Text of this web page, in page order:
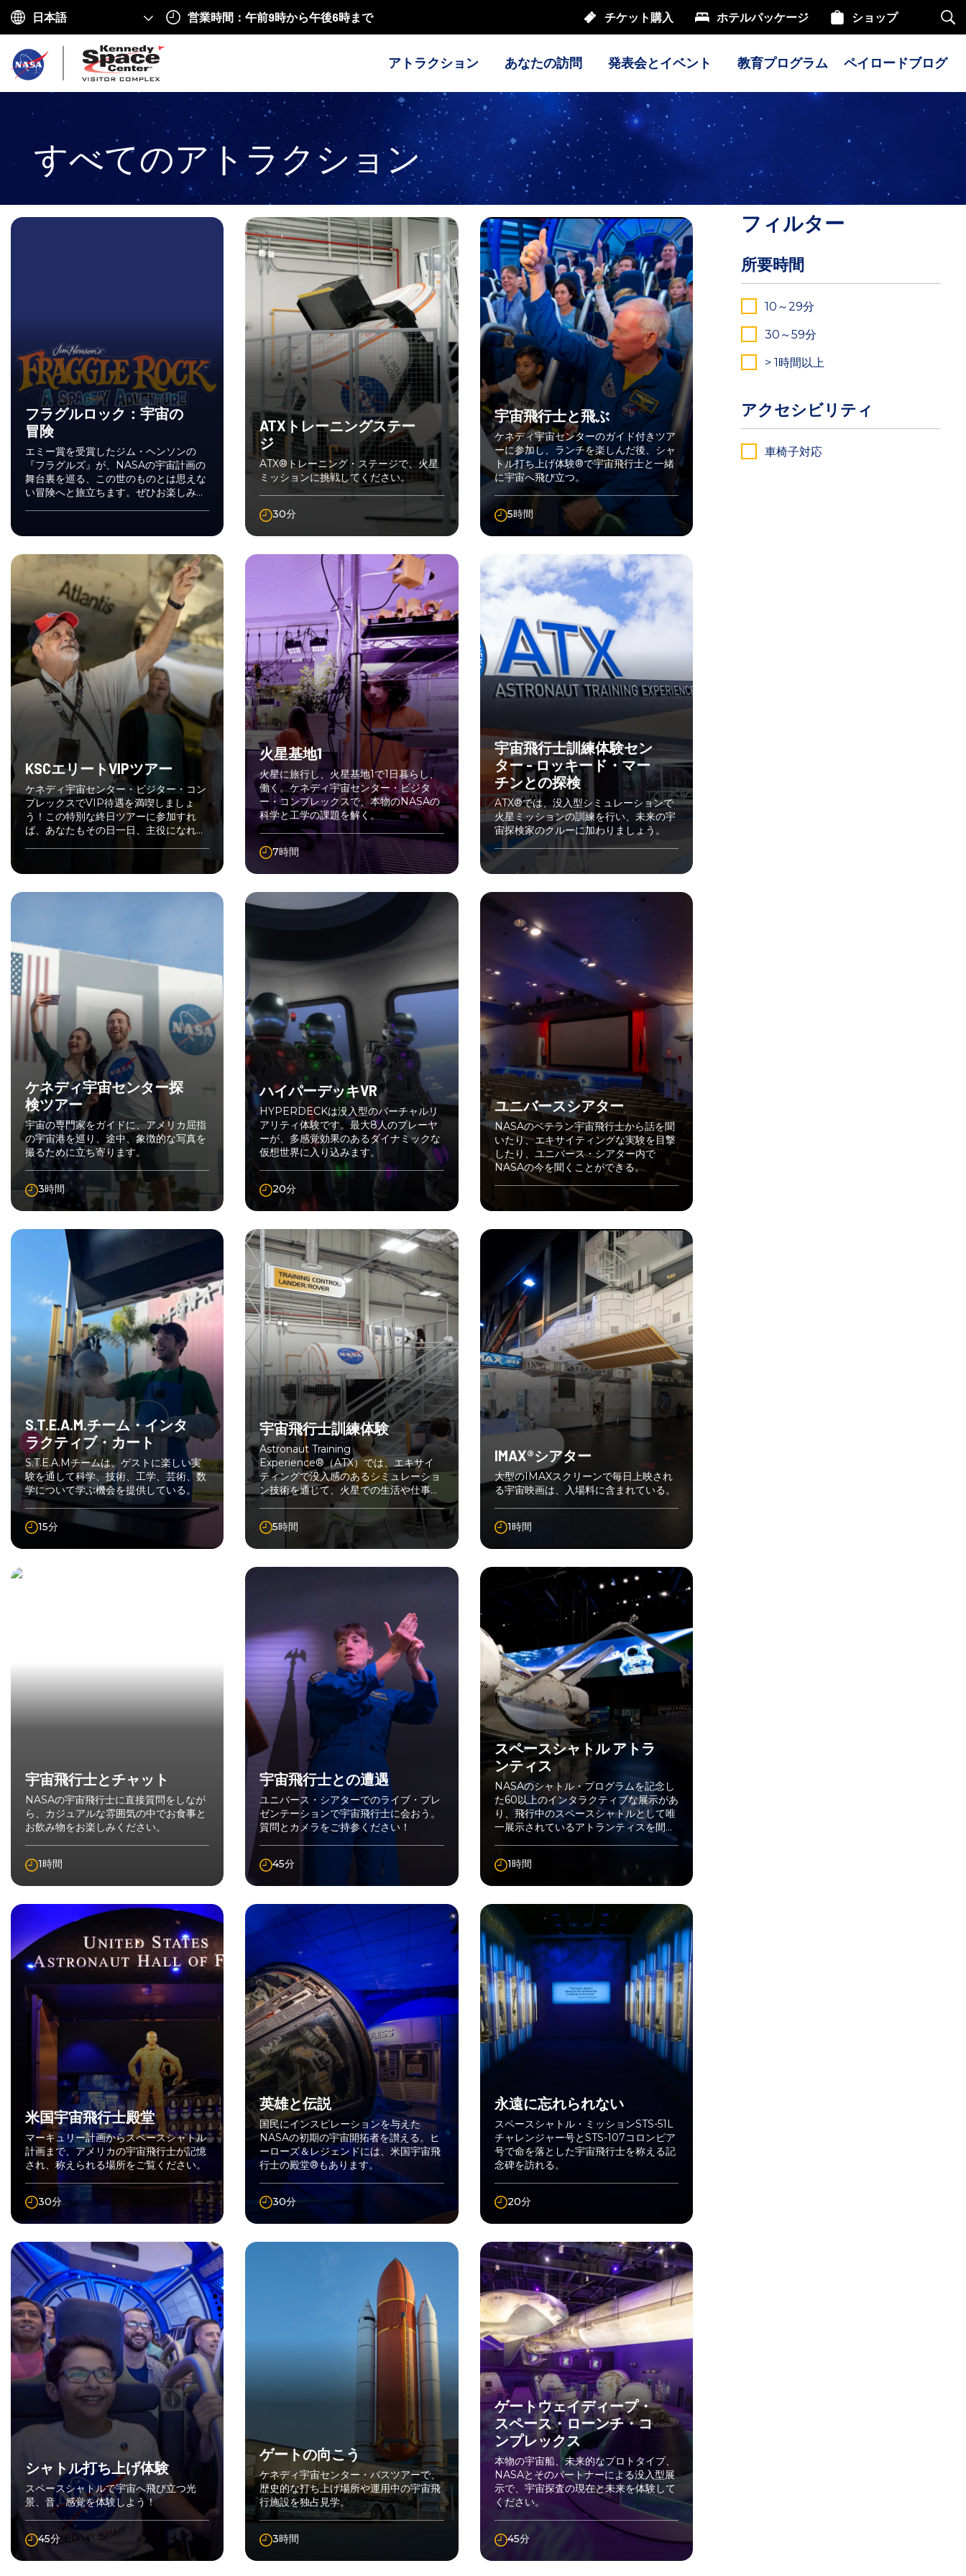
Choose
language
営業時間：午前9時から午後6時まで チケット購入 ホテルパッケージ ショップ
サ
イ
内
ム
へ
戻
アトラクション あなたの訪問 発表会とイベント 教育プログラム ペイロードブログ
すべてのアトラクション
フラグルロック：宇宙の
冒険
エミー賞を受賞したジム・ヘンソンの
『フラグルズ』が、NASAの宇宙計画の
舞台裏を巡る、この世のものとは思えな
い冒険へと旅立ちます。ぜひお楽しみく
ATXトレーニングステー
ジ
ATX®トレーニング・ステージで、火星
ミッションに挑戦してください。
30分
宇宙飛行士と飛ぶ
ケネディ宇宙センターのガイド付きツア
ーに参加し、ランチを楽しんだ後、シャ
トル打ち上げ体験®で宇宙飛行士と一緒
に宇宙へ飛び立つ。
5時間
KSCエリートVIPツアー
ケネディ宇宙センター・ビジター・コン
プレックスでVIP待遇を満喫しましょ
う！この特別な終日ツアーに参加すれ
ば、あなたもその日一日、主役になれま
豊富な宇宙の専門家をガイドに迎え、ビ
ジター・コンプレックスが提供するすべ
火星基地1
火星に旅行し、火星基地1で1日暮らし、
働く。ケネディ宇宙センター・ビジタ
ー・コンプレックスで、本物のNASAの
科学と工学の課題を解く。
7時間
宇宙飛行士訓練体験セン
ター - ロッキード・マー
チンとの探検
ATX®では、没入型シミュレーションで
火星ミッションの訓練を行い、未来の宇
宙探検家のクルーに加わりましょう。
ケネディ宇宙センター探
検ツアー
宇宙の専門家をガイドに、アメリカ屈指
の宇宙港を巡り、途中、象徴的な写真を
撮るために立ち寄ります。
3時間
ハイパーデッキVR
HYPERDECKは没入型のバーチャルリ
アリティ体験です。最大8人のプレーヤ
ーが、多感覚効果のあるダイナミックな
仮想世界に入り込みます。
20分
ユニバースシアター
NASAのベテラン宇宙飛行士から話を聞
いたり、エキサイティングな実験を目撃
したり、ユニバース・シアター内で
NASAの今を聞くことができる。
S.T.E.A.M.チーム・インタ
ラクティブ・カート
S.T.E.A.Mチームは、ゲストに楽しい実
験を通して科学、技術、工学、芸術、数
学について学ぶ機会を提供している。
15分
宇宙飛行士訓練体験
Astronaut Training
Experience®（ATX）では、エキサイ
ティングで没入感のあるシミュレーショ
ン技術を通じて、火星での生活や仕事を
訓練します。未来の宇宙探検家のクルー
に加わりましょう。
5時間
IMAX®シアター
大型のIMAXスクリーンで毎日上映され
る宇宙映画は、入場料に含まれている。
1時間
宇宙飛行士とチャット
NASAの宇宙飛行士に直接質問をしなが
ら、カジュアルな雰囲気の中でお食事と
お飲み物をお楽しみください。
1時間
宇宙飛行士との遭遇
ユニバース・シアターでのライブ・プレ
ゼンテーションで宇宙飛行士に会おう。
質問とカメラをご持参ください！
45分
スペースシャトル アトラ
ンティス
NASAのシャトル・プログラムを記念し
た60以上のインタラクティブな展示があ
り、飛行中のスペースシャトルとして唯
一展示されているアトランティスを間近
1時間
米国宇宙飛行士殿堂
マーキュリー計画からスペースシャトル
計画まで、アメリカの宇宙飛行士が記憶
され、称えられる場所をご覧ください。
30分
英雄と伝説
国民にインスピレーションを与えた
NASAの初期の宇宙開拓者を讃える。ヒ
ーローズ＆レジェンドには、米国宇宙飛
行士の殿堂®もあります。
30分
永遠に忘れられない
スペースシャトル・ミッションSTS-51L
チャレンジャー号とSTS-107コロンビア
号で命を落とした宇宙飛行士を称える記
念碑を訪れる。
20分
シャトル打ち上げ体験
スペースシャトルで宇宙へ飛び立つ光
景、音、感覚を体験しよう！
45分
ゲートの向こう
ケネディ宇宙センター・バスツアーで、
歴史的な打ち上げ場所や運用中の宇宙飛
行施設を独占見学。
3時間
ゲートウェイディープ・
スペース・ローンチ・コ
ンプレックス
本物の宇宙船、未来的なプロトタイプ、
NASAとそのパートナーによる没入型展
示で、宇宙探査の現在と未来を体験して
ください。
45分
フィルター
所要時間
10～29分
30～59分
> 1時間以上
アクセシビリティ
車椅子対応